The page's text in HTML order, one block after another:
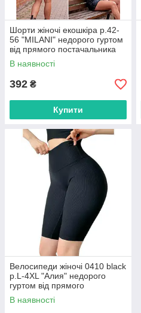
Шорти жіночі екошкіра р.42-
56 "MILANI" недорого гуртом
від прямого постачальника
В наявності
392 ₴
Купити
Велосипеди жіночі 0410 black
р.L-4XL "Алия" недорого
гуртом від прямого
постачальника
В наявності